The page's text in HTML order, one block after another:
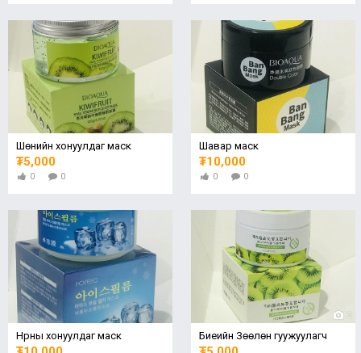
Шөнийн хонуулдаг маск
₮5,000
0 0
Шавар маск
₮10,000
0 0
Нүүрны хонуулдаг маск
2
Биеийн Зөөлөн гуужуулагч